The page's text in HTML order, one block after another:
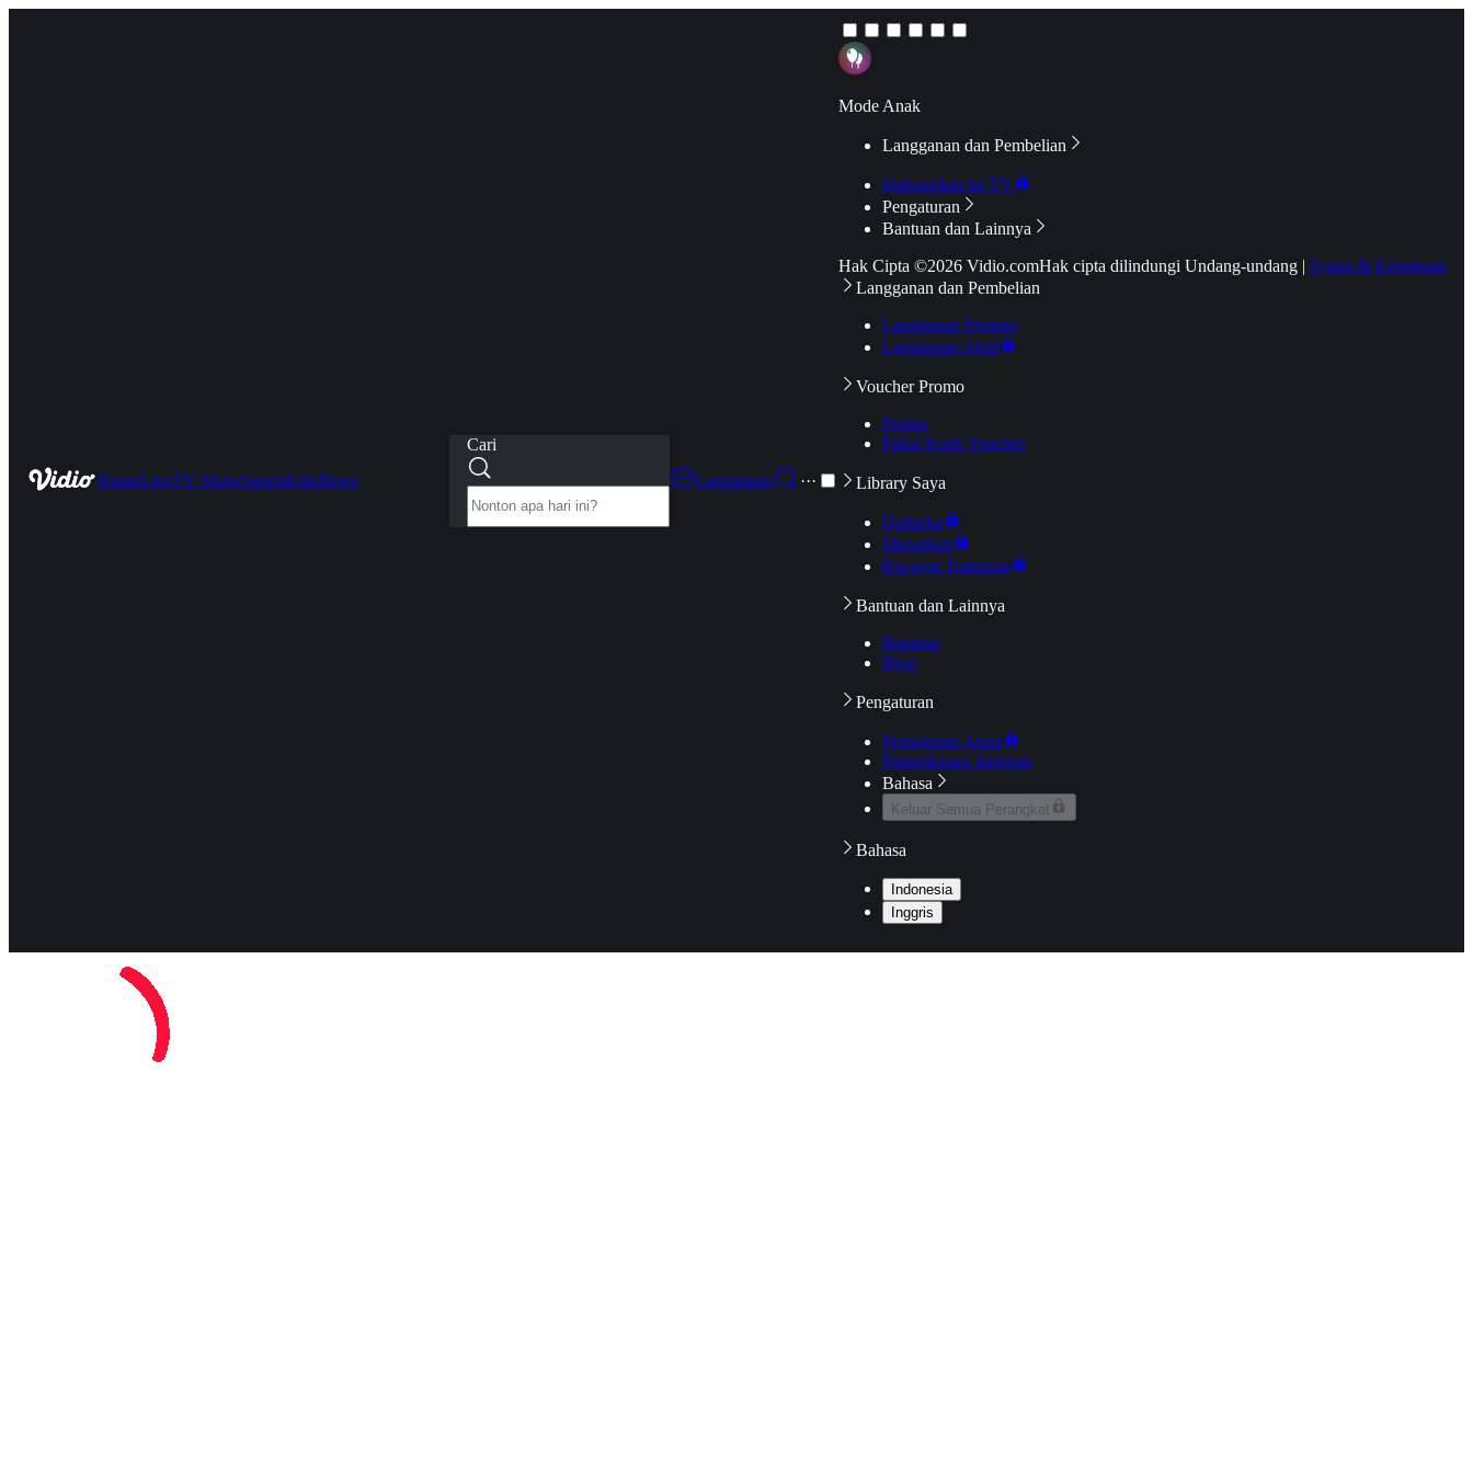
HomeLiveTV ShowSportsKidsNews
Cari
Langganan
···
Mode Anak
Langganan dan Pembelian
Hubungkan ke TV
Pengaturan
Bantuan dan Lainnya
Hak Cipta ©2026 Vidio.comHak cipta dilindungi Undang-undang | Syarat & Ketentuan
Langganan dan Pembelian
Langganan Premier
Langganan Aktif
Voucher Promo
Promo
Pakai Kode Voucher
Library Saya
Daftarku
Mengikuti
Riwayat Tontonan
Bantuan dan Lainnya
Bantuan
Blog
Pengaturan
Pengaturan Akun
Pemeriksaan Jaringan
Bahasa
Keluar Semua Perangkat
Bahasa
Indonesia
Inggris